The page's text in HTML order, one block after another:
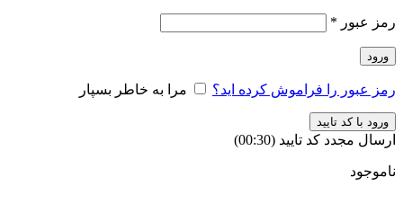
رمز عبور *
ورود
رمز عبور را فراموش کرده اید؟ مرا به خاطر بسپار
ورود با کد تایید
ارسال مجدد کد تایید (00:
30
)
ناموجود